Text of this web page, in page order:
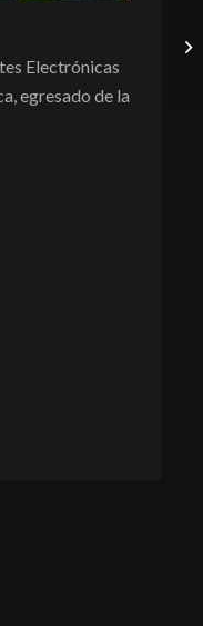
Electrónicas
egresado de la